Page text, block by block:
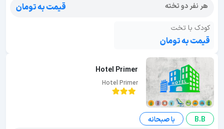
هر نفر دو تخته
قیمت به تومان
کودک با تخت
قیمت به تومان
Hotel Primer
Hotel Primer
B.B
با صبحانه